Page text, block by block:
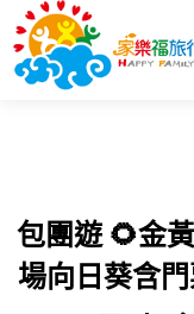
包團遊 🌻金
場向日葵含